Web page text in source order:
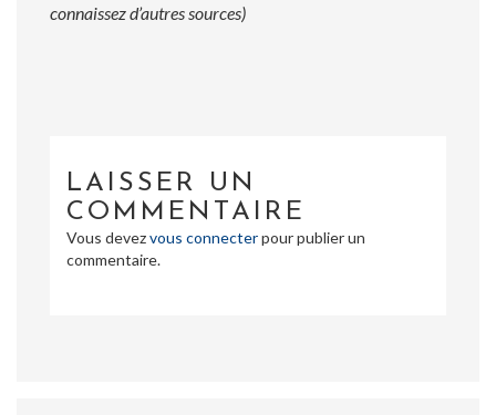
connaissez d’autres sources)
LAISSER UN
COMMENTAIRE
Vous devezvous connecterpour publier un
commentaire.